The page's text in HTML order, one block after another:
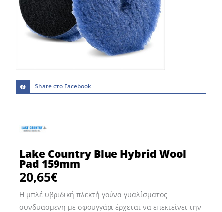
Share στο Facebook
Lake Country Blue Hybrid Wool
Pad 159mm
20,65€
Η μπλέ υβριδική πλεκτή γούνα γυαλίσματος
συνδυασμένη με σφουγγάρι έρχεται να επεκτείνει την